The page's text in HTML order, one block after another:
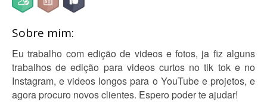
Sobre mim:
Eu trabalho com edição de videos e fotos, ja fiz alguns
trabalhos de edição para videos curtos no tik tok e no
Instagram, e videos longos para o YouTube e projetos, e
agora procuro novos clientes. Espero poder te ajudar!